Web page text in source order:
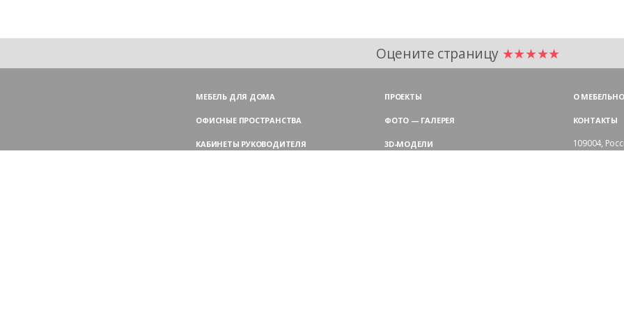
Оцените страницу ★★★★★
МЕБЕЛЬ ДЛЯ ДОМА
ОФИСНЫЕ ПРОСТРАНСТВА
КАБИНЕТЫ РУКОВОДИТЕЛЯ
ПРОЕКТЫ
ФОТО — ГАЛЕРЕЯ
3D-МОДЕЛИ
О
КОНТАКТЫ
109004,